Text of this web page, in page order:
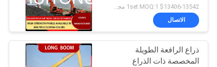
حفارة دلو التخليص
طن حفر مناسبة PC450
CAT345GC ZX450
SK450 DX450 R455
XE450DK CLG945E
الاتصال
ذراع الرافعة الطويلة
المخصصة ذات الذراع